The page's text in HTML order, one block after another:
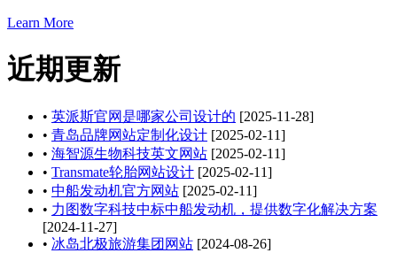
Learn More
近期更新
• 英派斯官网是哪家公司设计的 [2025-11-28]
• 青岛品牌网站定制化设计 [2025-02-11]
• 海智源生物科技英文网站 [2025-02-11]
• Transmate轮胎网站设计 [2025-02-11]
• 中船发动机官方网站 [2025-02-11]
• 力图数字科技中标中船发动机，提供数字化解决方案
[2024-11-27]
• 冰岛北极旅游集团网站 [2024-08-26]